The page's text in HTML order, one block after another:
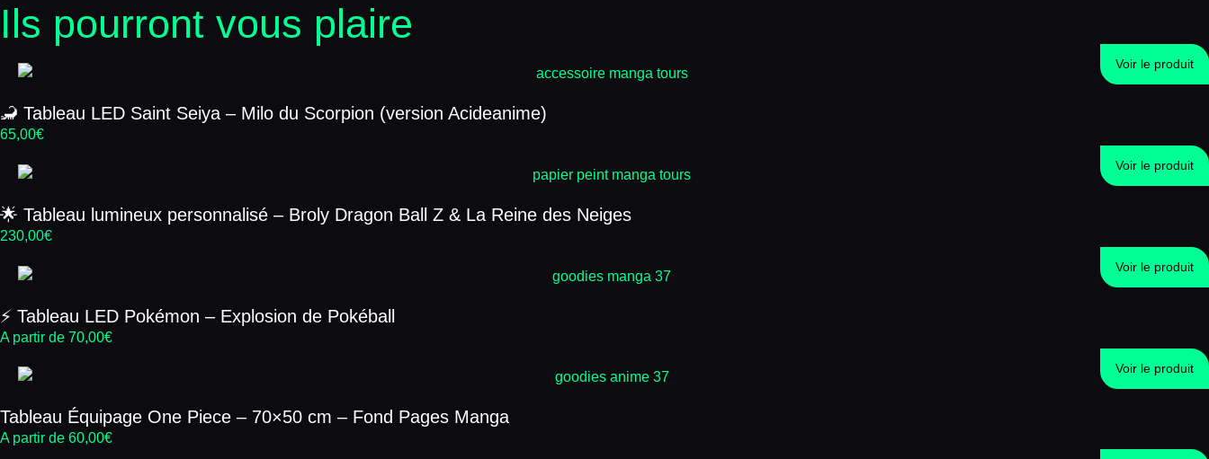
Ils pourront vous plaire
🦂 Tableau LED Saint Seiya – Milo du Scorpion (version Acideanime)
65,00€
Voir le produit
🌟 Tableau lumineux personnalisé – Broly Dragon Ball Z & La Reine des Neiges
230,00€
Voir le produit
⚡ Tableau LED Pokémon – Explosion de Pokéball
A partir de 70,00€
Voir le produit
Tableau Équipage One Piece – 70×50 cm – Fond Pages Manga
A partir de 60,00€
Voir le produit